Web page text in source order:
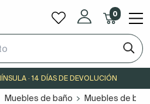
0
· 14 DÍAS DE DEVOLUCIÓN
Muebles de baño Muebles de